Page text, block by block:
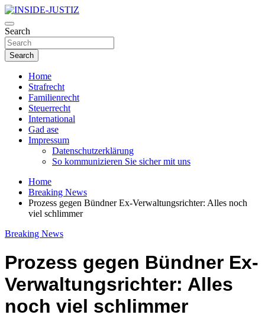
Skip
to
content
INSIDE-JUSTIZ
Investigativer Journalismus zur Dritten Gewalt
Search
Search
Home
Strafrecht
Familienrecht
Steuerrecht
International
Gad ase
Impressum
Datenschutzerklärung
So kommunizieren Sie sicher mit uns
Home
Breaking News
Prozess gegen Bündner Ex-Verwaltungsrichter: Alles noch
viel schlimmer
Breaking News
Prozess gegen Bündner Ex-
Verwaltungsrichter: Alles
noch viel schlimmer